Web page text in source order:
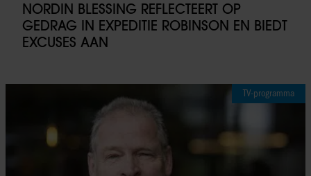
NORDIN BLESSING REFLECTEERT OP
GEDRAG IN EXPEDITIE ROBINSON EN BIEDT
EXCUSES AAN
TV-programma